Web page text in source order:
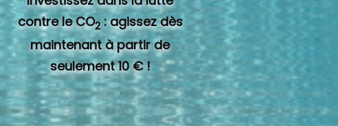
contre le CO2 : agissez dès
maintenant à partir de
seulement 10 € !